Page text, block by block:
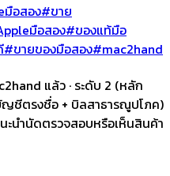
มือสอง#ขาย
มือสอง#ของแท้มือ
#ขายของมือสอง#mac2hand
แล้ว · ระดับ 2 (หลัก
ญชีตรงชื่อ + บิลสาธารณูปโภค)
ะนำนัดตรวจสอบหรือเห็นสินค้า